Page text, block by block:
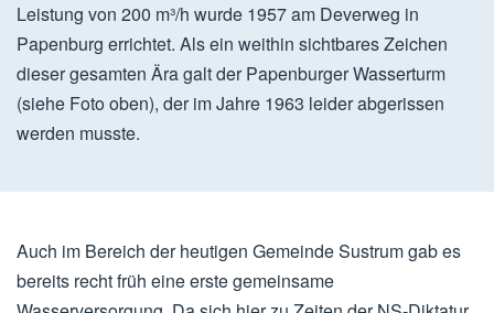
Leistung von 200 m³/h wurde 1957 am Deverweg in
Papenburg errichtet. Als ein weithin sichtbares Zeichen
dieser gesamten Ära galt der Papenburger Wasserturm
(siehe Foto oben), der im Jahre 1963 leider abgerissen
werden musste.
Auch im Bereich der heutigen Gemeinde Sustrum gab es
bereits recht früh eine erste gemeinsame